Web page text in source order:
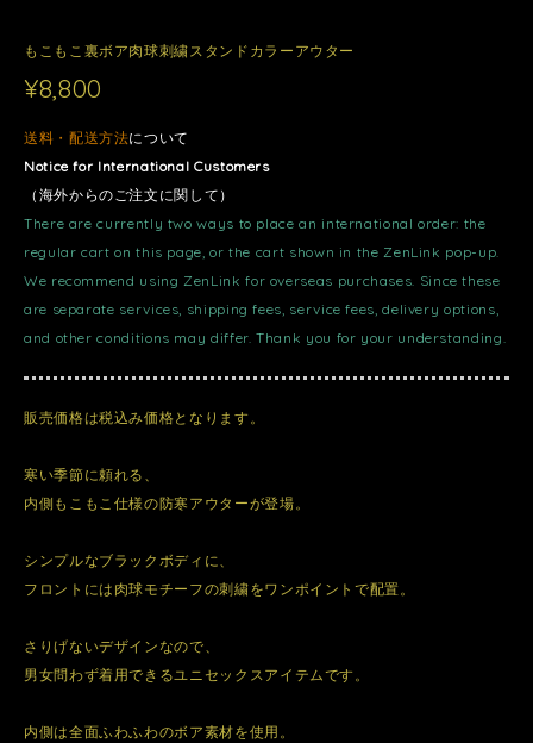
もこもこ裏ボア肉球刺繍スタンドカラーアウター
¥8,800
送料・配送方法について
Notice for International Customers
（海外からのご注文に関して）
There are currently two ways to place an international order: the
regular cart on this page, or the cart shown in the ZenLink pop-up.
We recommend using ZenLink for overseas purchases. Since these
are separate services, shipping fees, service fees, delivery options,
and other conditions may differ. Thank you for your understanding.
販売価格は税込み価格となります。
寒い季節に頼れる、
内側もこもこ仕様の防寒アウターが登場。
シンプルなブラックボディに、
フロントには肉球モチーフの刺繍をワンポイントで配置。
さりげないデザインなので、
男女問わず着用できるユニセックスアイテムです。
内側は全面ふわふわのボア素材を使用。